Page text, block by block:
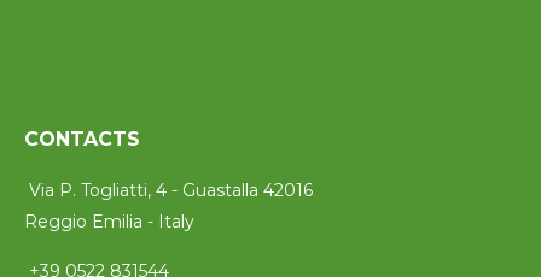
CONTACTS
Via P. Togliatti, 4 - Guastalla 42016
Reggio Emilia - Italy
+39 0522 831544